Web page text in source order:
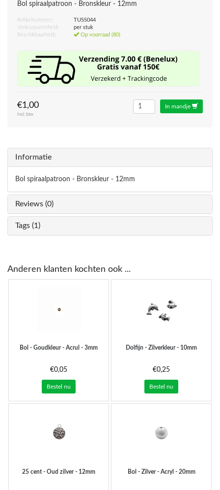
Bol spiraalpatroon - Bronskleur - 12mm
Artikelnummer:
TUSS044
Verkoopseenheid:
per stuk
Beschikbaarheid:
Op voorraad (80)
€1,00
Incl. btw
In mandje
Informatie
Bol spiraalpatroon - Bronskleur - 12mm
Reviews (0)
Tags (1)
Anderen klanten kochten ook ...
Bol - Goudkleur - Acrul - 3mm
€0,05
Bestel nu
Dolfijn - Zilverkleur - 10mm
€0,25
Bestel nu
25 cent - Oud zilver - 12mm Bol - Zilver - Acryl - 20mm